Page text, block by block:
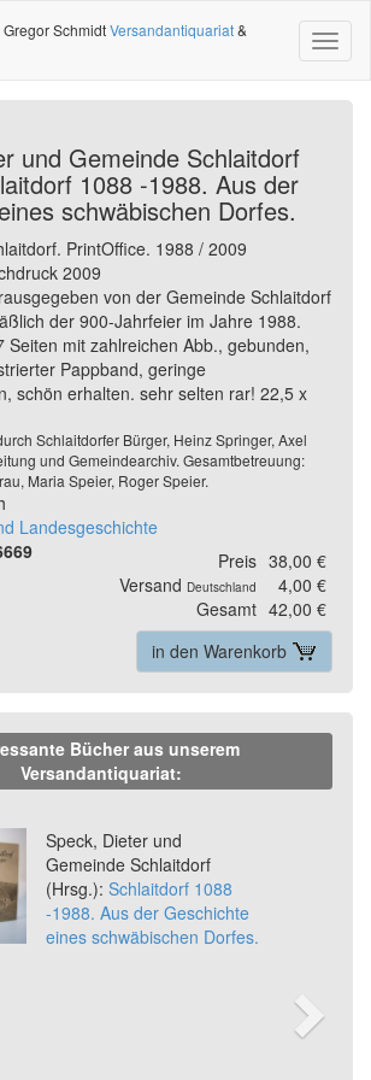
SchmidtVersandantiquariat&
und Gemeinde Schlaitdorf
1088 -1988. Aus der
schwäbischen Dorfes.
PrintOffice. 1988 / 2009
2009
von der Gemeinde Schlaitdorf
der 900-Jahrfeier im Jahre 1988.
Seiten mit zahlreichen Abb., gebunden,
Pappband, geringe
schön erhalten. sehr selten rar! 22,5 x
Schlaitdorfer Bürger, Heinz Springer, Axel
und Gemeindearchiv. Gesamtbetreuung:
Maria Speier, Roger Speier.
Landesgeschichte
Preis 38,00 €
Versand Deutschland
4,00 €
Gesamt 42,00 €
in den Warenkorb
Bücher aus unserem
Versandantiquariat:
Speck, Dieter und
Gemeinde Schlaitdorf
(Hrsg.): Schlaitdorf 1088
-1988. Aus der Geschichte
eines schwäbischen Dorfes.